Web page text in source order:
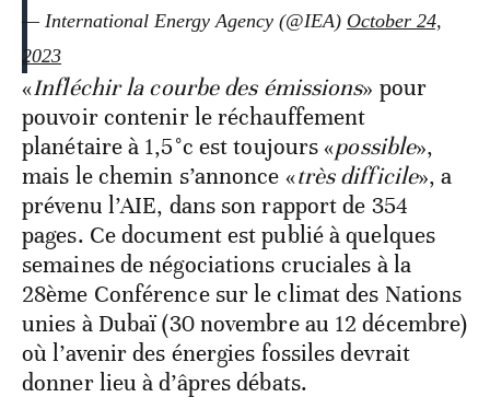
— International Energy Agency (@IEA) October 24,
2023
«Infléchir la courbe des émissions» pour
pouvoir contenir le réchauffement
planétaire à 1,5°c est toujours «possible»,
mais le chemin s’annonce «très difficile», a
prévenu l’AIE, dans son rapport de 354
pages. Ce document est publié à quelques
semaines de négociations cruciales à la
28ème Conférence sur le climat des Nations
unies à Dubaï (30 novembre au 12 décembre)
où l’avenir des énergies fossiles devrait
donner lieu à d’âpres débats.